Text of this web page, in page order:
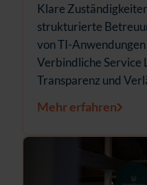
Klare
strukturierte
von TI-
Verbindliche Service
Transparenz und
Mehr erfahren